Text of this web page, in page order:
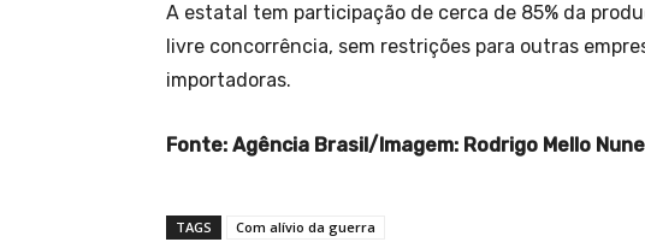
A estatal tem participação de cerca de 85% da
livre concorrência, sem restrições para outras
importadoras.
Fonte: Agência Brasil/Imagem: Rodrigo Mello
TAGS Com alívio da guerra